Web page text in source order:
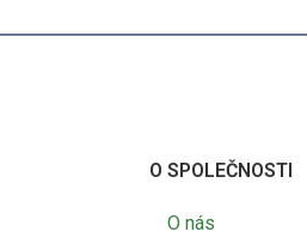
O SPOLEČNOSTI
O nás